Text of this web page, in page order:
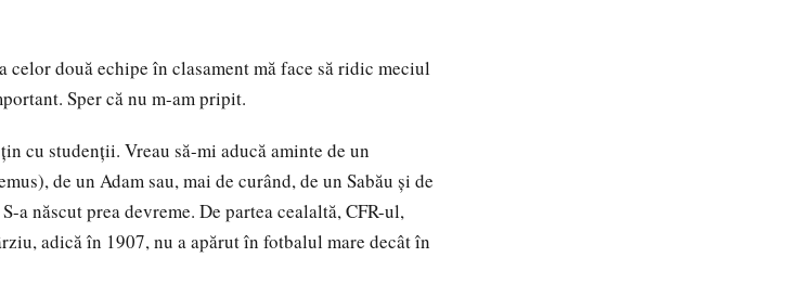
celor două echipe în clasament mă face să ridic meciul
Sper că nu m-am pripit.
cu studenții. Vreau să-mi aducă aminte de un
de un Adam sau, mai de curând, de un Sabău și de
a născut prea devreme. De partea cealaltă, CFR-ul,
adică în 1907, nu a apărut în fotbalul mare decât în